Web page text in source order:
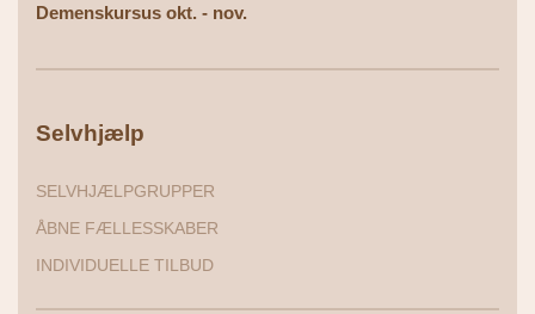
Demenskursus okt. - nov.
Selvhjælp
SELVHJÆLPGRUPPER
ÅBNE FÆLLESSKABER
INDIVIDUELLE TILBUD